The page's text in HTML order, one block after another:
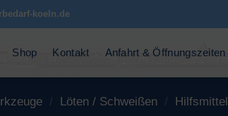
koeln.de
Shop Kontakt Anfahrt & Öffnungszeiten
/ Löten / Schweißen / Hilfsmittel